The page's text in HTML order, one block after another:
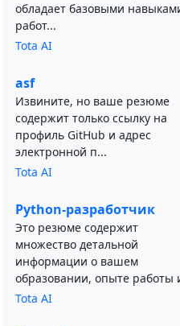
обладает базовыми
работ...
Tota AI
asf
Извините, но ваше резюме
содержит только ссылку на
профиль GitHub и адрес
электронной п...
Tota AI
Python-разработчик
Это резюме содержит
множество детальной
информации о вашем
образовании, опыте работы
Tota AI